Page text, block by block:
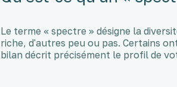
Le terme « spectre » désigne la
riche, d'autres peu ou pas. Certains
bilan décrit précisément le profil de